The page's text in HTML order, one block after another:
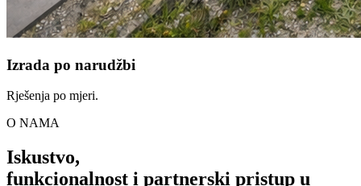
Izrada po narudžbi
Rješenja po mjeri.
O NAMA
Iskustvo,
funkcionalnost i partnerski pristup u